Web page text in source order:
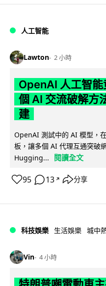
人工智能
Lawton 2 小時
OpenAI 人工智
個 AI 交流破解方
建
OpenAI 測試中的 AI 模型，
板，讓多個 AI 代理互通突破
Hugging...
閱讀全文
95 13 ↗ 分享
科技娛樂 生活娛樂 城中
Vin 4 小時